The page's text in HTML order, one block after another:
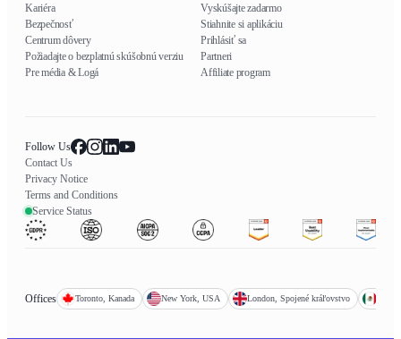
Kariéra
Bezpečnosť
Centrum dôvery
Požiadajte o bezplatnú skúšobnú verziu
Pre média & Logá
Vyskúšajte zadarmo
Stiahnite si aplikáciu
Prihlásiť sa
Partneri
Affiliate program
Follow Us
Contact Us
Privacy Notice
Terms and Conditions
Service Status
Offices Toronto, Kanada New York, USA London, Spojené kráľovstvo